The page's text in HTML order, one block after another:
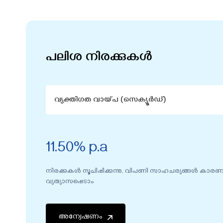
പലിശ നിരക്കുകൾ
വ്യക്തിഗത വായ്പ (സെക്യൂർഡ്)
11.50% p.a
നിരക്കുകൾ സൂചിപ്പിക്കുന്നു, വിപണി സാഹചര്യങ്ങൾ
വ്യത്യാസപ്പെടാം
അന്വേഷണം